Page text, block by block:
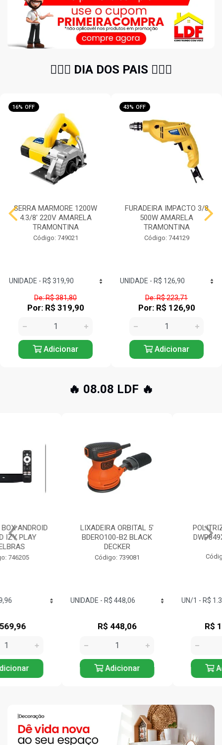
🧔🏻‍♂️ DIA DOS PAIS 🧔🏻‍♂️
16% OFF
SERRA MARMORE 1200W
4.3/8' 220V AMARELA
TRAMONTINA
Código: 749021
De: R$ 381,80
Por: R$ 319,90
Adicionar
43% OFF
FURADEIRA IMPACTO 3/8
500W AMARELA
TRAMONTINA
Código: 744129
De: R$ 223,71
Por: R$ 126,90
Adicionar
🔥 08.08 LDF 🔥
LIXADEIRA ORBITAL 5'
BDERO100-B2 BLACK
POLITRIZ 7' 9' 1250W
DWP849XB2 DEWALT
Adicionar